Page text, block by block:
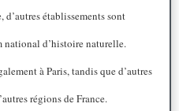
d’autres établissements sont
national d’histoire naturelle.
à Paris, tandis que d’autres
régions de France.